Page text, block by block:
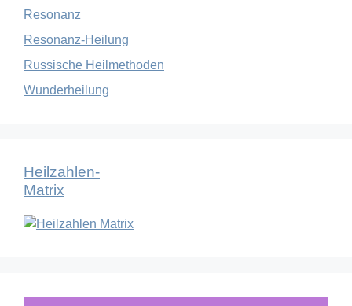
Resonanz
Resonanz-Heilung
Russische Heilmethoden
Wunderheilung
Heilzahlen-
Matrix